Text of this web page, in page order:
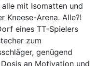
mit Isomatten und
Kneese-Arena. Alle?!
eines TT-Spielers
zum
genügend
an Motivation und